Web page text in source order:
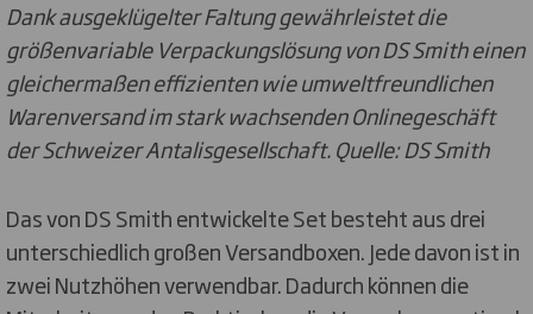
Dank ausgeklügelter Faltung gewährleistet die
größenvariable Verpackungslösung von DS Smith einen
gleichermaßen effizienten wie umweltfreundlichen
Warenversand im stark wachsenden Onlinegeschäft
der Schweizer Antalisgesellschaft. Quelle: DS Smith
Das von DS Smith entwickelte Set besteht aus drei
unterschiedlich großen Versandboxen. Jede davon ist in
zwei Nutzhöhen verwendbar. Dadurch können die